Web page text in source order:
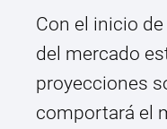
Con el inicio
del mercado
proyecciones
comportará el